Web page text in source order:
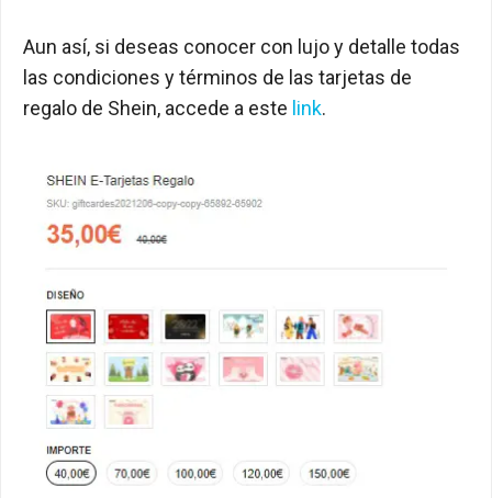
Aun así, si deseas conocer con lujo y detalle todas
las condiciones y términos de las tarjetas de
regalo de Shein, accede a este link.